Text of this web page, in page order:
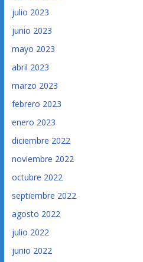
julio 2023
junio 2023
mayo 2023
abril 2023
marzo 2023
febrero 2023
enero 2023
diciembre 2022
noviembre 2022
octubre 2022
septiembre 2022
agosto 2022
julio 2022
junio 2022